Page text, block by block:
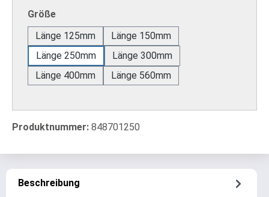
Größeauswählen
Länge 125mm
Länge 150mm
Länge 250mm
Länge 300mm
Länge 400mm
Länge 560mm
Produktnummer: 848701250
Beschreibung